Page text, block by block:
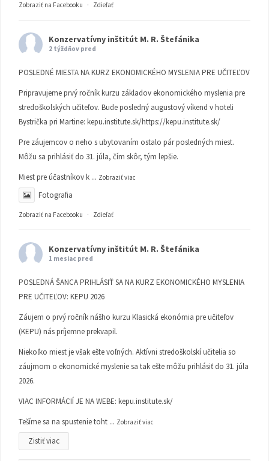
Zobraziť na Facebooku · Zdieľať
Konzervatívny inštitút M. R. Štefánika
2 týždňov pred
POSLEDNÉ MIESTA NA KURZ EKONOMICKÉHO MYSLENIA PRE UČITEĽOV
Pripravujeme prvý ročník kurzu základov ekonomického myslenia pre
stredoškolských učiteľov. Bude posledný augustový víkend v hoteli
Bystrička pri Martine: kepu.institute.sk/https://kepu.institute.sk/
Pre záujemcov o neho s ubytovaním ostalo pár posledných miest.
Môžu sa prihlásiť do 31. júla, čím skôr, tým lepšie.
Miest pre účastníkov k ... Zobraziť viac
Fotografia
Zobraziť na Facebooku · Zdieľať
Konzervatívny inštitút M. R. Štefánika
1 mesiac pred
POSLEDNÁ ŠANCA PRIHLÁSIŤ SA NA KURZ EKONOMICKÉHO MYSLENIA
PRE UČITEĽOV: KEPU 2026
Záujem o prvý ročník nášho kurzu Klasická ekonómia pre učiteľov
(KEPU) nás príjemne prekvapil.
Niekoľko miest je však ešte voľných. Aktívni stredoškolskí učitelia so
záujmom o ekonomické myslenie sa tak ešte môžu prihlásiť do 31. júla
2026.
VIAC INFORMÁCIÍ JE NA WEBE: kepu.institute.sk/
Tešíme sa na spustenie toht ... Zobraziť viac
Zistiť viac